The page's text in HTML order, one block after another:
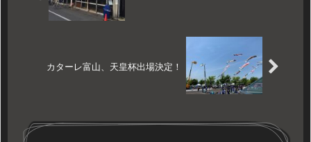
カターレ富山、天皇杯出場決定！